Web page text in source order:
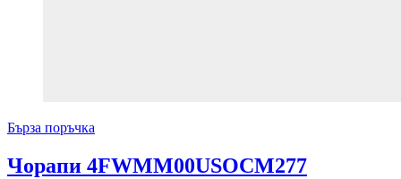
Бърза поръчка
Чорапи 4FWMM00USOCM277